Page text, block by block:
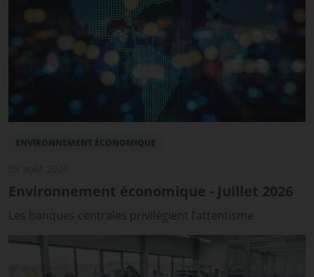
ENVIRONNEMENT ÉCONOMIQUE
Environnement économique - Juillet 2026
Les banques centrales privilégient l’attentisme